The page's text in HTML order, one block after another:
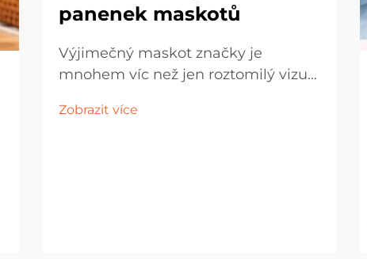
panenek maskotů
Výjimečný maskot značky je
mnohem víc než jen roztomilý vizuál
měl by ztělesňovat duši značky a
Zobrazit více